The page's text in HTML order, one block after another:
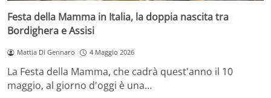
Festa della Mamma in Italia, la doppia nascita tra
Bordighera e Assisi
Mattia Di Gennaro 4 Maggio 2026
La Festa della Mamma, che cadrà quest'anno il 10
maggio, al giorno d'oggi è una…